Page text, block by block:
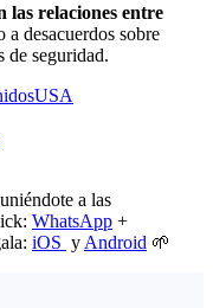
las relaciones entre
a desacuerdos sobre
de seguridad.
USA
a las
WhatsApp +
iOS y Android 🌱